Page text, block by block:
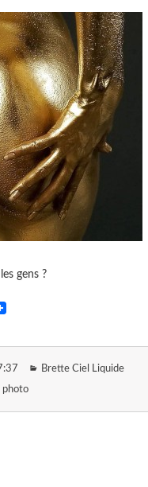
gens ?
Brette Ciel Liquide
photo